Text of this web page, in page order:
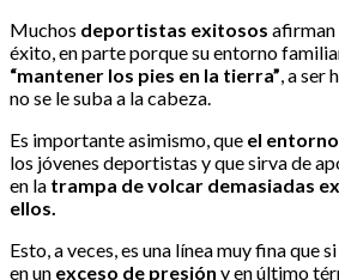
Muchos deportistas exitosos afirman
éxito, en parte porque su entorno
“mantener los pies en la tierra”, a ser
no se le suba a la cabeza.
Es importante asimismo, que el
los jóvenes deportistas y que sirva de
en la trampa de volcar demasiadas
ellos.
Esto, a veces, es una línea muy fina que
en un exceso de presión y en último